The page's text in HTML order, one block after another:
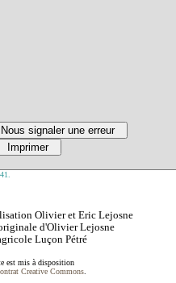
Olivier et Eric Lejosne
d'Olivier Lejosne
Luçon Pétré
est mis à disposition
Creative Commons.